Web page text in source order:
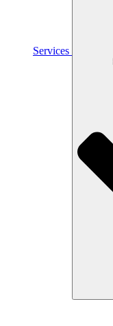
Services